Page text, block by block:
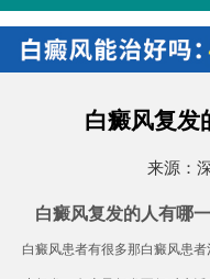
白癜风复发
来源：
白癜风复发的人有哪
白癜风患者有很多那白癜风患